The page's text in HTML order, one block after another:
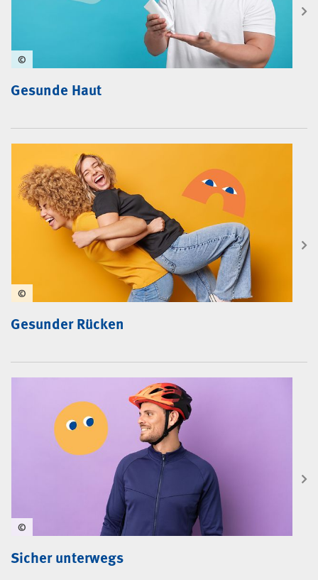
Gesunde Haut
©
Gesunder Rücken
©
Sicher unterwegs
©